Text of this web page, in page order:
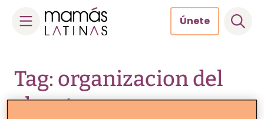
content
Únete
Tag: organizacion del
closet